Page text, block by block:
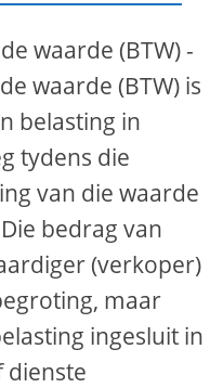
waarde (BTW) -
waarde (BTW) is
belasting in
tydens die
van die waarde
bedrag van
(verkoper)
maar
ingesluit in
dienste